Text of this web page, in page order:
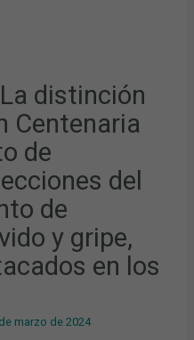
distinción
Centenaria
de
del
de
y gripe,
en los
marzo de 2024